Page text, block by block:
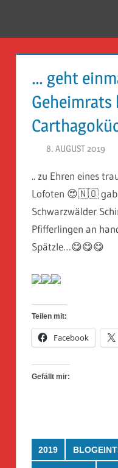
Guckloch
Herr
Geheimrat
Reisen
… geht
Geheimrats
8. AUGUST 2019
.. zu Ehren eines
Lofoten 😍🇳🇴
Schwarzwälder
Pfifferlingen an
Spätzle…😋😋😋
Teilen mit:
Facebook
Gefällt mir:
2019